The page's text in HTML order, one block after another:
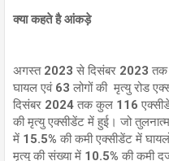
क्या कहते है आंकड़े
अगस्त 2023 से दिसंबर 2023
घायल एवं 63 लोगों की मृत्यु रोड
दिसंबर 2024 तक कुल 116
की मृत्यु एक्सीडेंट में हुई। जो
में 15.5% की कमी एक्सीडेंट में
मृत्यु की संख्या में 10.5% की कमी